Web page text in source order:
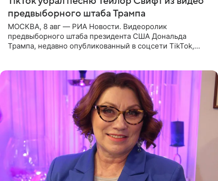
предвыборного штаба Трампа
МОСКВА, 8 авг — РИА Новости. Видеоролик
предвыборного штаба президента США Дональда
Трампа, недавно опубликованный в соцсети TikTok,